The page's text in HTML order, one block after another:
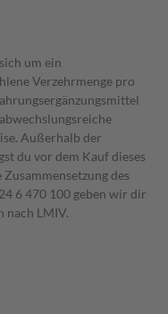
um ein
Verzehrmenge pro
Außerhalb der
du vor dem Kauf dieses
des
6 470 100 geben wir dir
nach LMIV.